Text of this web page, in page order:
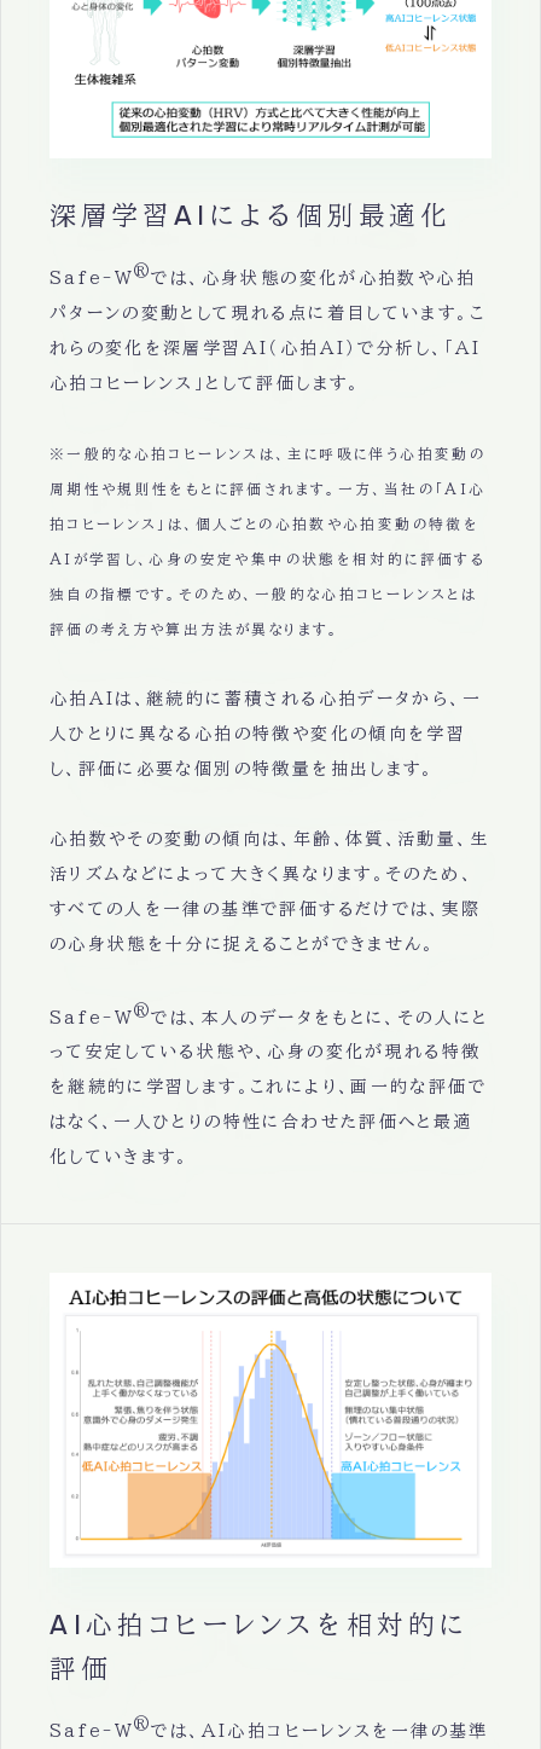
深層学習AIによる個別最適化
Safe-W®では、心身状態の変化が心拍数や心拍
パターンの変動として現れる点に着目しています。こ
れらの変化を深層学習AI（心拍AI）で分析し、「AI
心拍コヒーレンス」として評価します。
※一般的な心拍コヒーレンスは、主に呼吸に伴う心拍変動の
周期性や規則性をもとに評価されます。一方、当社の「AI心
拍コヒーレンス」は、個人ごとの心拍数や心拍変動の特徴を
AIが学習し、心身の安定や集中の状態を相対的に評価する
独自の指標です。そのため、一般的な心拍コヒーレンスとは
評価の考え方や算出方法が異なります。
心拍AIは、継続的に蓄積される心拍データから、一
人ひとりに異なる心拍の特徴や変化の傾向を学習
し、評価に必要な個別の特徴量を抽出します。
心拍数やその変動の傾向は、年齢、体質、活動量、生
活リズムなどによって大きく異なります。そのため、
すべての人を一律の基準で評価するだけでは、実際
の心身状態を十分に捉えることができません。
Safe-W®では、本人のデータをもとに、その人にと
って安定している状態や、心身の変化が現れる特徴
を継続的に学習します。これにより、画一的な評価で
はなく、一人ひとりの特性に合わせた評価へと最適
化していきます。
AI心拍コヒーレンスを相対的に
評価
Safe-W®では、AI心拍コヒーレンスを一律の基準